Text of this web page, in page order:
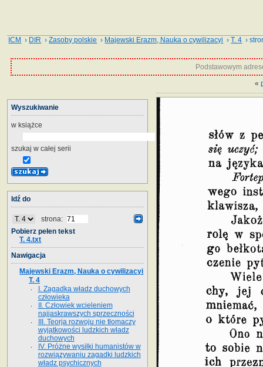
ICM › DIR ›Zasoby polskie › Majewski Erazm, Nauka o cywilizacyi ›T. 4 ›
Podstawowym
«
Wyszukiwanie
w książce
szukaj w całej serii
Idź do
strona:
Pobierz pełen tekst
T. 4.txt
Nawigacja
Majewski Erazm, Nauka o cywilizacyi
T. 4
I. Zagadka władz duchowych
człowieka
II. Człowiek wcieleniem
najjaskrawszych sprzeczności
III. Teorja rozwoju nie tłomaczy
wyjątkowości ludzkich władz
duchowych
IV. Próżne wysiłki humanistów w
rozwiązywaniu zagadki ludzkich
władz psychicznych